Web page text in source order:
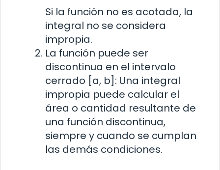
Si la función no es acotada, la
integral no se considera
impropia.
La función puede ser
discontinua en el intervalo
cerrado [a, b]: Una integral
impropia puede calcular el
área o cantidad resultante de
una función discontinua,
siempre y cuando se cumplan
las demás condiciones.